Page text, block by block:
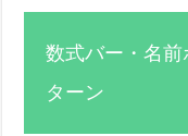
数式バー・名
ターン